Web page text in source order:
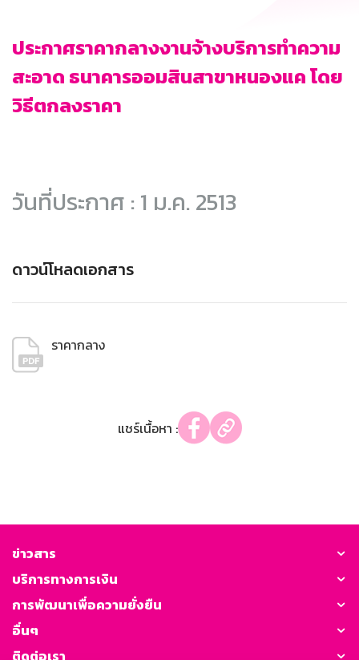
ประกาศราคากลางงานจ้างบริการทำความ
สะอาด ธนาคารออมสินสาขาหนองแค โดย
วิธีตกลงราคา
วันที่ประกาศ : 1 ม.ค. 2513
ดาวน์โหลดเอกสาร
ราคากลาง
แชร์เนื้อหา :
ข่าวสาร
บริการทางการเงิน
การพัฒนาเพื่อความยั่งยืน
อื่นๆ